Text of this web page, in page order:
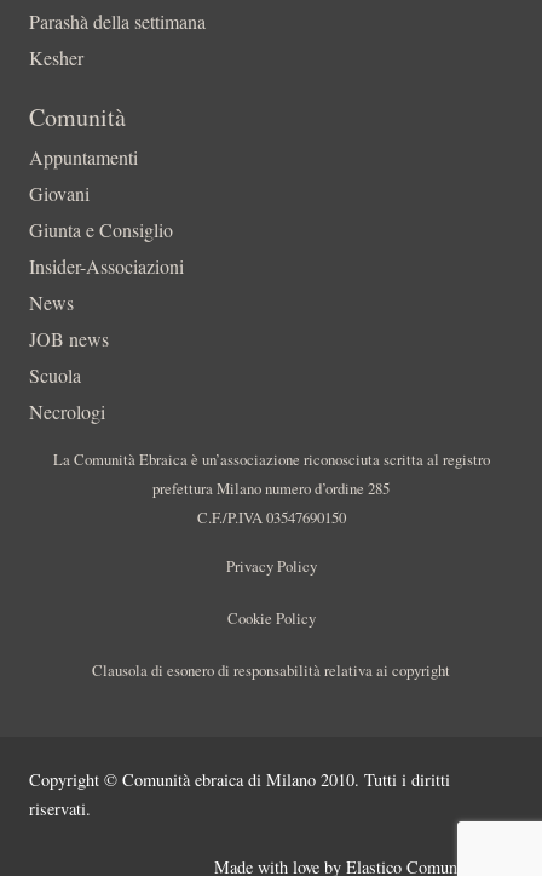
Parashà della settimana
Kesher
Comunità
Appuntamenti
Giovani
Giunta e Consiglio
Insider-Associazioni
News
JOB news
Scuola
Necrologi
La Comunità Ebraica è un’associazione riconosciuta scritta al registro
prefettura Milano numero d’ordine 285
C.F./P.IVA 03547690150
Privacy Policy
Cookie Policy
Clausola di esonero di responsabilità relativa ai copyright
Copyright © Comunità ebraica di Milano 2010. Tutti i diritti
riservati.
Made with love by Elastico Comunicazione